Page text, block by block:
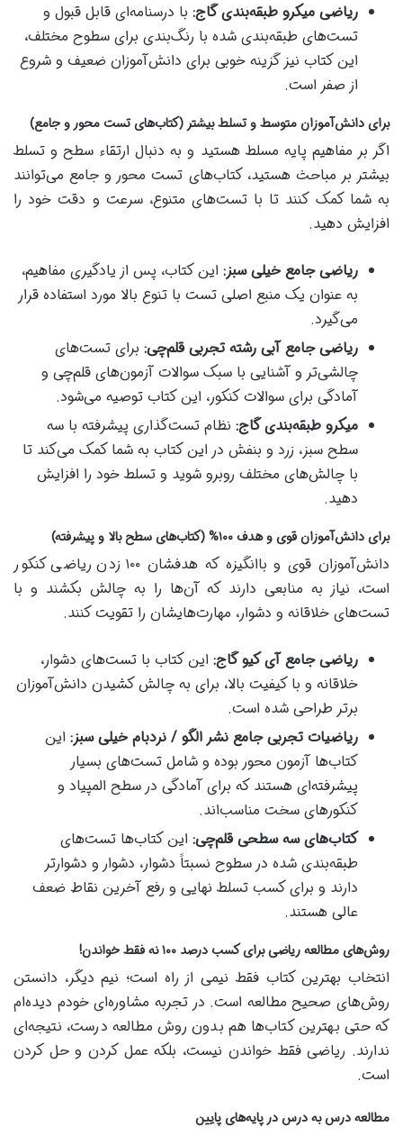
ریاضی میکرو طبقه‌بندی گاج: با درسنامه‌ای قابل قبول و
تست‌های طبقه‌بندی شده با رنگ‌بندی برای سطوح مختلف،
این کتاب نیز گزینه خوبی برای دانش‌آموزان ضعیف و شروع
از صفر است.
برای دانش‌آموزان متوسط و تسلط بیشتر (کتاب‌های تست محور و جامع)
اگر بر مفاهیم پایه مسلط هستید و به دنبال ارتقاء سطح و تسلط
بیشتر بر مباحث هستید، کتاب‌های تست محور و جامع می‌توانند
به شما کمک کنند تا با تست‌های متنوع، سرعت و دقت خود را
افزایش دهید.
ریاضی جامع خیلی سبز: این کتاب، پس از یادگیری مفاهیم،
به عنوان یک منبع اصلی تست با تنوع بالا مورد استفاده قرار
می‌گیرد.
ریاضی جامع آبی رشته تجربی قلم‌چی: برای تست‌های
چالشی‌تر و آشنایی با سبک سوالات آزمون‌های قلم‌چی و
آمادگی برای سوالات کنکور، این کتاب توصیه می‌شود.
میکرو طبقه‌بندی گاج: نظام تست‌گذاری پیشرفته با سه
سطح سبز، زرد و بنفش در این کتاب به شما کمک می‌کند تا
با چالش‌های مختلف روبرو شوید و تسلط خود را افزایش
دهید.
برای دانش‌آموزان قوی و هدف ۱۰۰% (کتاب‌های سطح بالا و پیشرفته)
دانش‌آموزان قوی و باانگیزه که هدفشان ۱۰۰ زدن ریاضی کنکور
است، نیاز به منابعی دارند که آن‌ها را به چالش بکشند و با
تست‌های خلاقانه و دشوار، مهارت‌هایشان را تقویت کنند.
ریاضی جامع آی کیو گاج: این کتاب با تست‌های دشوار،
خلاقانه و با کیفیت بالا، برای به چالش کشیدن دانش‌آموزان
برتر طراحی شده است.
ریاضیات تجربی جامع نشر الگو / نردبام خیلی سبز: این
کتاب‌ها آزمون محور بوده و شامل تست‌های بسیار
پیشرفته‌ای هستند که برای آمادگی در سطح المپیاد و
کنکورهای سخت مناسب‌اند.
کتاب‌های سه سطحی قلم‌چی: این کتاب‌ها تست‌های
طبقه‌بندی شده در سطوح نسبتاً دشوار، دشوار و دشوارتر
دارند و برای کسب تسلط نهایی و رفع آخرین نقاط ضعف
عالی هستند.
روش‌های مطالعه ریاضی برای کسب درصد ۱۰۰ نه فقط خواندن!
انتخاب بهترین کتاب فقط نیمی از راه است؛ نیم دیگر، دانستن
روش‌های صحیح مطالعه است. در تجربه مشاوره‌ای خودم دیده‌ام
که حتی بهترین کتاب‌ها هم بدون روش مطالعه درست، نتیجه‌ای
ندارند. ریاضی فقط خواندن نیست، بلکه عمل کردن و حل کردن
است.
مطالعه درس به درس در پایه‌های پایین